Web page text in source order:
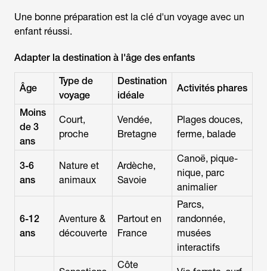
Une bonne préparation est la clé d'un voyage avec un
enfant réussi.
Adapter la destination à l'âge des enfants
Âge
Type de
voyage
Destination
idéale
Activités phares
Moins
de 3
ans
Court,
proche
Vendée,
Bretagne
Plages douces,
ferme, balade
3-6
ans
Nature et
animaux
Ardèche,
Savoie
Canoë, pique-
nique, parc
animalier
6-12
ans
Aventure &
découverte
Partout en
France
Parcs,
randonnée,
musées
interactifs
Côte